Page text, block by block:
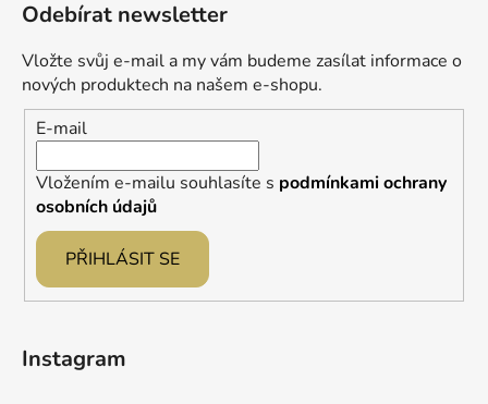
Odebírat newsletter
Vložte svůj e-mail a my vám budeme zasílat informace o
nových produktech na našem e-shopu.
E-mail
Vložením e-mailu souhlasíte s podmínkami ochrany
osobních údajů
PŘIHLÁSIT SE
Instagram